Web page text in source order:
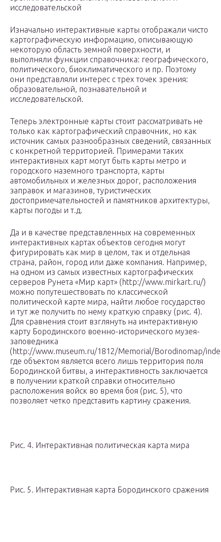
исследовательской
Изначально интерактивные карты отображали чисто
картографическую информацию, описывающую
некоторую область земной поверхности, и
выполняли функции справочника: географического,
политического, биоклиматического и пр. Поэтому
они представляли интерес с трех точек зрения:
образовательной, познавательной и
исследовательской.
Теперь электронные карты стоит рассматривать не
только как картографический справочник, но как
источник самых разнообразных сведений, связанных
с конкретной территорией. Примерами таких
интерактивных карт могут быть карты метро и
городского наземного транспорта, карты
автомобильных и железных дорог, расположения
заправок и магазинов, туристических
достопримечательностей и памятников архитектуры,
карты погоды и т.д.
Да и в качестве представленных на современных
интерактивных картах объектов сегодня могут
фигурировать как мир в целом, так и отдельная
страна, район, город или даже компания. Например,
на одном из самых известных картографических
серверов Рунета «Мир карт» (http://www.mirkart.ru/)
можно попутешествовать по классической
политической карте мира, найти любое государство
и тут же получить по нему краткую справку (рис. 4).
Для сравнения стоит взглянуть на интерактивную
карту Бородинского военно-исторического музея-
заповедника
(http://www.museum.ru/1812/Memorial/Borodinomap/
где объектом является всего лишь территория поля
Бородинской битвы, а интерактивность заключается
в получении краткой справки относительно
расположения войск во время боя (рис. 5), что
позволяет четко представить картину сражения.
Рис. 4. Интерактивная политическая карта мира
Рис. 5. Интерактивная карта Бородинского сражения